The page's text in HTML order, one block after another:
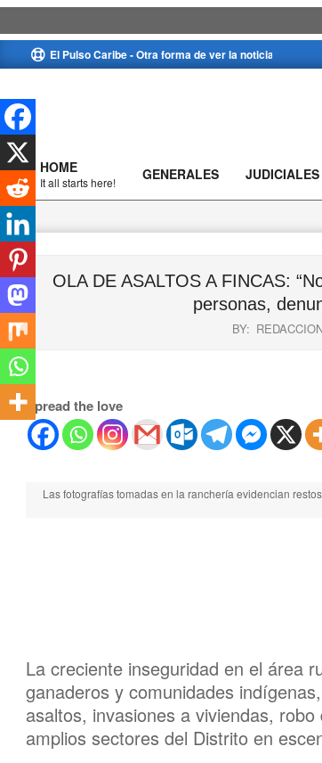
to
El Pulso Caribe - Otra forma de ver la noticia
Primary
Navigation
Menu
HOME
It all starts here! GENERALES JUDICIALES
OLA DE ASALTOS A FINCAS:
personas,
BY:
Spread the love
Las fotografías tomadas en la ranchería evidencian
La creciente inseguridad en el área
ganaderos y comunidades
asaltos, invasiones a viviendas,
amplios sectores del Distrito en